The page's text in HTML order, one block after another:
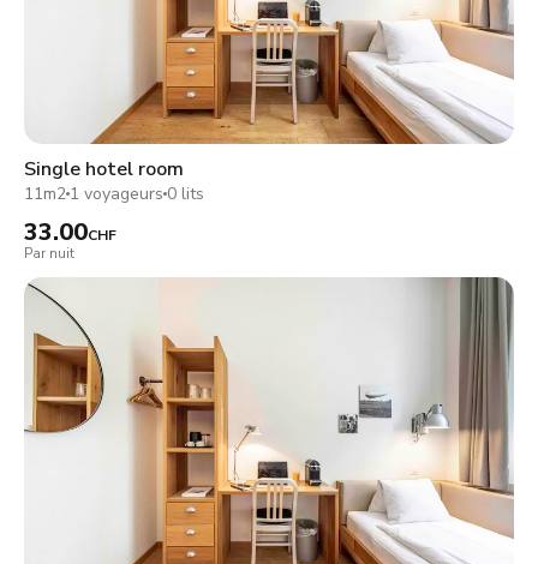
Single hotel room
11m2 1 voyageurs 0 lits
33.00CHF
Par nuit